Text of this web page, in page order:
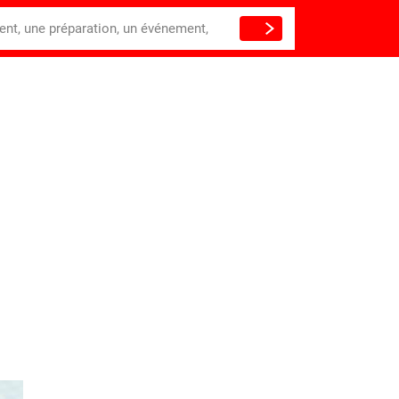
une préparation, un événement,